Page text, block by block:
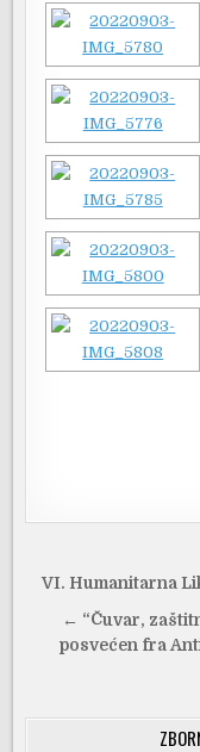
Navigacija
objava
VI. Humanitarna
← “Čuvar,
posvećen fra